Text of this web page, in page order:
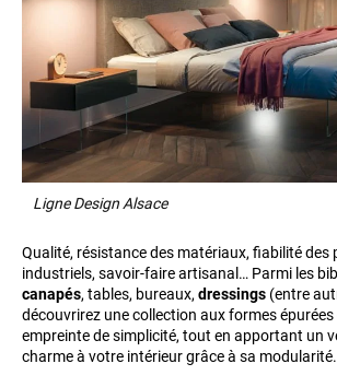
Ligne Design Alsace
Qualité, résistance des matériaux, fiabilité des
industriels, savoir-faire artisanal… Parmi les
canapés, tables, bureaux, dressings (entre
découvrirez une collection aux formes épurées
empreinte de simplicité, tout en apportant un
charme à votre intérieur grâce à sa modularité.